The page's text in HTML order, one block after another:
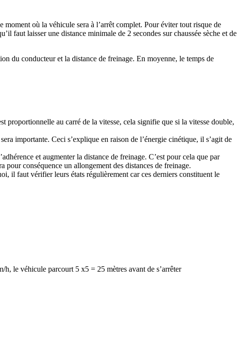
où la véhicule sera à l’arrêt complet. Pour éviter tout risque de
faut laisser une distance minimale de 2 secondes sur chaussée sèche et de
du conducteur et la distance de freinage. En moyenne, le temps de
proportionnelle au carré de la vitesse, cela signifie que si la vitesse double,
importante. Ceci s’explique en raison de l’énergie cinétique, il s’agit de
et augmenter la distance de freinage. C’est pour cela que par
pour conséquence un allongement des distances de freinage.
il faut vérifier leurs états régulièrement car ces derniers constituent le
le véhicule parcourt 5 x5 = 25 mètres avant de s’arrêter